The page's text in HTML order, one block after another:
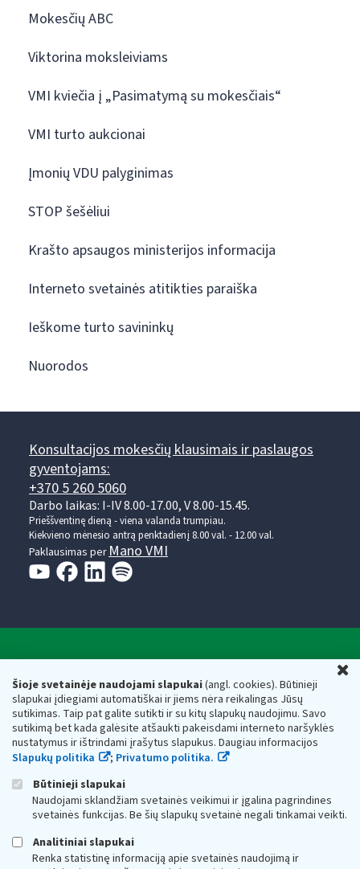
Šioje svetainėje naudojami slapukai(angl. cookies). Būtinieji
slapukai įdiegiami automatiškai ir jiems nėra reikalingas Jūsų
sutikimas. Taip pat galite sutikti ir su kitų slapukų naudojimu. Savo
sutikimą bet kada galėsite atšaukti pakeisdami interneto naršyklės
nustatymus ir ištrindami įrašytus slapukus. Daugiau informacijos
Slapukų politika
; Privatumo politika.
Būtinieji slapukai
Naudojami sklandžiam svetainės veikimui ir įgalina pagrindines
svetainės funkcijas. Be šių slapukų svetainė negali tinkamai veikti.
Analitiniai slapukai
Renka statistinę informaciją apie svetainės naudojimą ir
Mokesčių ABC
Viktorina moksleiviams
VMI kviečia į „Pasimatymą su mokesčiais“
VMI turto aukcionai
Įmonių VDU palyginimas
STOP šešėliui
Krašto apsaugos ministerijos informacija
Interneto svetainės atitikties paraiška
Ieškome turto savininkų
Nuorodos
Konsultacijos mokesčių klausimais ir paslaugos
gyventojams:
+370 5 260 5060
Darbo laikas: I-IV 8.00-17.00, V 8.00-15.45.
Prieššventinę dieną - viena valanda trumpiau.
Kiekvieno mėnesio antrą penktadienį 8.00 val. - 12.00 val.
Paklausimas per Mano VMI
Respublikos finansų ministerijos
Biudžetinė įstaiga. Juridinio asmens kodas — 188659752,
adresas: Vasario 16-osios g. 14, 01107 Vilnius, Lietuva, el.paštas:
vmi@vmi.lt, E. pristatymo dėžutės adresas 188659752
Duomenys apie Valstybinę mokesčių inspekciją prie Lietuvos
Respublikos finansų ministerijos kaupiami ir saugomi Juridinių